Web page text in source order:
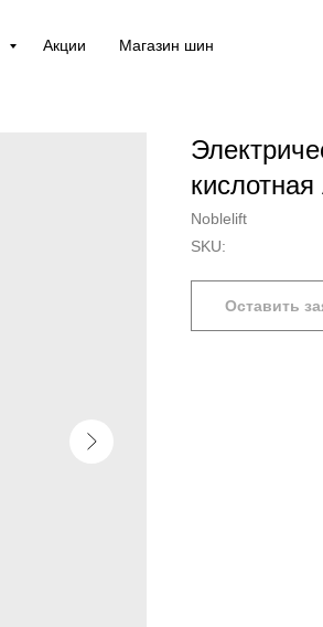
Акции Магазин шин
Noblelift
SKU:
Оставить